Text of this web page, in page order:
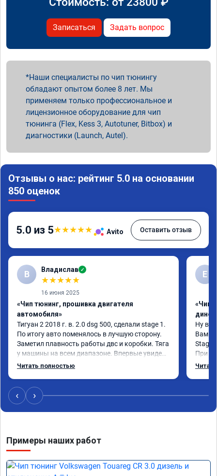
Записаться Задать вопрос
Наши специалисты по чип тюнингу
обладают опытом более 8 лет. Мы
применяем только профессиональное и
лицензионное оборудование для чип
тюнинга (Flex, Kess 3, Autotuner, Bitbox) и
диагностики (Launch, Autel).
Отзывы о нас: рейтинг 5.0 на основании
850 оценок
5.0 из 5★★★★★ Avito Оставить отзыв
В Владислав ✓
★★★★★
16 июня 2025
«Чип тюнинг, прошивка двигателя
автомобиля»
Тигуан 2 2018 г. в. 2.0 dsg 500, сделали stage 1.
По итогу авто поменялось в лучшую сторону.
Заметил плавность работы двс и коробки. Тяга
у машины на всем диапазоне. Впервые увидел
расход по трассе меньше 8 литров. Сколько
денег. Знал бы, сделал раньше.
Читать полностью
Е
«Чип
Ну
Вам!
Stage
При
было,
‹ ›
Примеры наших работ